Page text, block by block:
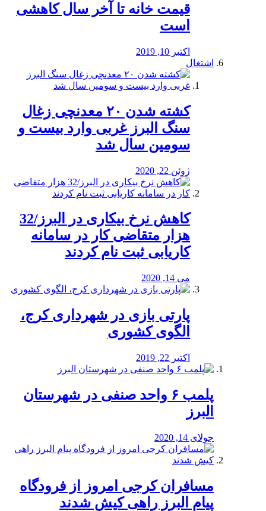
قیمت خانه تا آخر سال کاهشی
است
اکتبر 10, 2019
اشتغال
کشته شدن ۲۰ معدنچی زغال
سنگ البرز غربی وارد بیست و
سومین سال شد
ژوئن 22, 2020
کاهش نرخ بیکاری در البرز/32
هزار متقاضی کار در سامانه
کاریابی ثبت نام کردند
می 14, 2020
پارتی بازی در شهرداری کرج،
الگوی کشوری
اکتبر 22, 2019
پلمب ۶ واحد صنفی در شهرستان
البرز
جولای 14, 2020
مسافران کرجی امروز از فرودگاه
پیام البرز راهی کیش شدند